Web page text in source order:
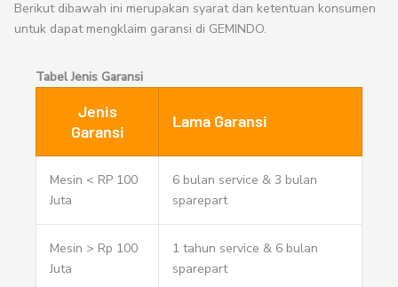
Berikut dibawah ini merupakan syarat dan ketentuan konsumen
untuk dapat mengklaim garansi di GEMINDO.
Tabel Jenis Garansi
Jenis
Garansi
Lama Garansi
Mesin < RP 100
Juta
6 bulan service & 3 bulan
sparepart
Mesin > Rp 100
Juta
1 tahun service & 6 bulan
sparepart